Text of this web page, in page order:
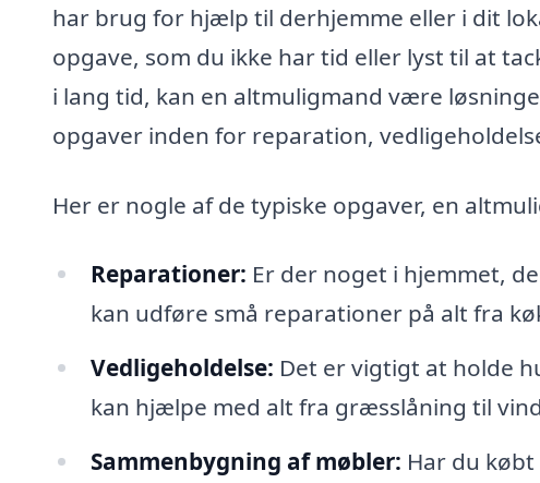
har brug for hjælp til derhjemme eller i dit
opgave, som du ikke har tid eller lyst til at
i lang tid, kan en altmuligmand være
opgaver inden for reparation,
Her er nogle af de typiske opgaver, en
Reparationer: Er der noget i hjemmet,
kan udføre små reparationer på alt fra
Vedligeholdelse: Det er vigtigt at holde
kan hjælpe med alt fra græsslåning til
Sammenbygning af møbler: Har du